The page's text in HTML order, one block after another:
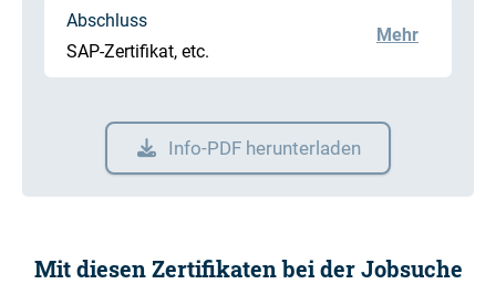
Abschluss
SAP-Zertifikat, etc.
Mehr
Info-PDF herunterladen
Mit diesen Zertifikaten bei der Jobsuche